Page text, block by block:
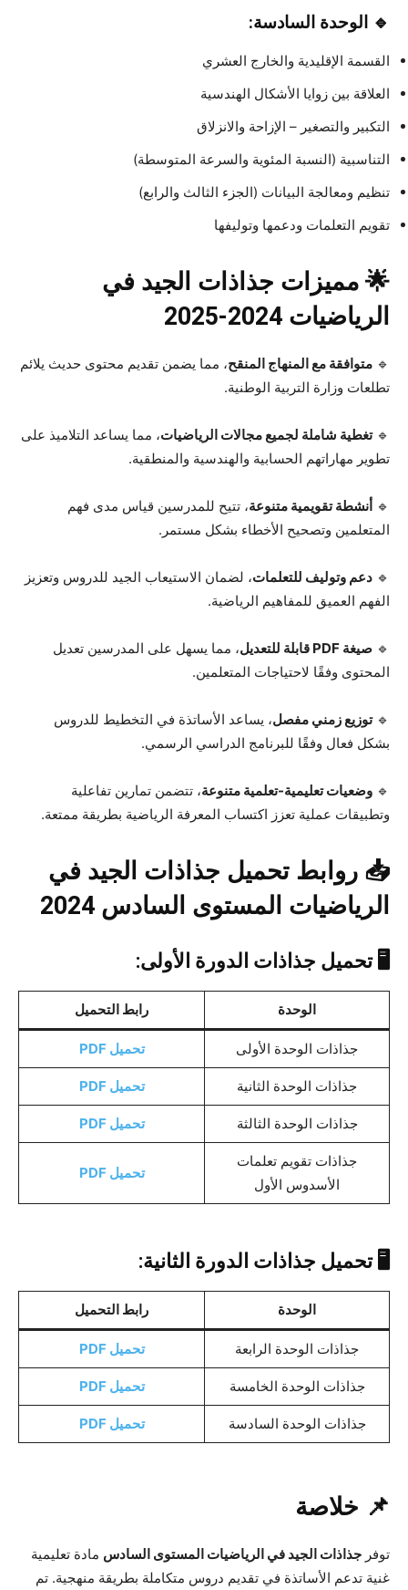
🔹 الوحدة السادسة:
القسمة الإقليدية والخارج العشري
العلاقة بين زوايا الأشكال الهندسية
التكبير والتصغير – الإزاحة والانزلاق
التناسبية (النسبة المئوية والسرعة المتوسطة)
تنظيم ومعالجة البيانات (الجزء الثالث والرابع)
تقويم التعلمات ودعمها وتوليفها
🌟 مميزات جذاذات الجيد في
الرياضيات 2024-2025
🔹 متوافقة مع المنهاج المنقح، مما يضمن تقديم محتوى حديث يلائم
تطلعات وزارة التربية الوطنية.
🔹تغطية شاملة لجميع مجالات الرياضيات، مما يساعد التلاميذ على
تطوير مهاراتهم الحسابية والهندسية والمنطقية.
🔹 أنشطة تقويمية متنوعة، تتيح للمدرسين قياس مدى فهم
المتعلمين وتصحيح الأخطاء بشكل مستمر.
🔹 دعم وتوليف للتعلمات، لضمان الاستيعاب الجيد للدروس وتعزيز
الفهم العميق للمفاهيم الرياضية.
🔹 صيغة PDF قابلة للتعديل
، مما يسهل على المدرسين تعديل
المحتوى وفقًا لاحتياجات المتعلمين.
🔹توزيع زمني مفصل، يساعد الأساتذة في التخطيط للدروس
بشكل فعال وفقًا للبرنامج الدراسي الرسمي.
🔹 وضعيات تعليمية-تعلمية متنوعة، تتضمن تمارين تفاعلية
وتطبيقات عملية تعزز اكتساب المعرفة الرياضية بطريقة ممتعة.
📥 روابط تحميل جذاذات الجيد في
الرياضيات المستوى السادس 2024
🖥️ تحميل جذاذات الدورة الأولى:
الوحدة رابط التحميل
جذاذات الوحدة الأولى تحميل PDF
جذاذات الوحدة الثانية تحميل PDF
جذاذات الوحدة الثالثة تحميل PDF
جذاذات تقويم تعلمات
الأسدوس الأول
تحميل PDF
🖥️ تحميل جذاذات الدورة الثانية:
الوحدة رابط التحميل
جذاذات الوحدة الرابعة تحميل PDF
جذاذات الوحدة الخامسة تحميل PDF
جذاذات الوحدة السادسة تحميل PDF
📌 خلاصة
توفر جذاذات الجيد في الرياضيات المستوى السادس مادة تعليمية
غنية تدعم الأساتذة في تقديم دروس متكاملة بطريقة منهجية. تم